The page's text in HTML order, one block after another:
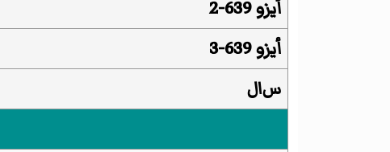
أيزو 639-2
أيزو 639-3
س‌ال